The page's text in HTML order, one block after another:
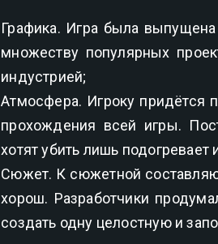
Графика. Игра была
множеству популярных
индустрией;
Атмосфера. Игроку придётся
прохождения всей игры.
хотят убить лишь
Сюжет. К сюжетной
хорош. Разработчики
создать одну целостную и